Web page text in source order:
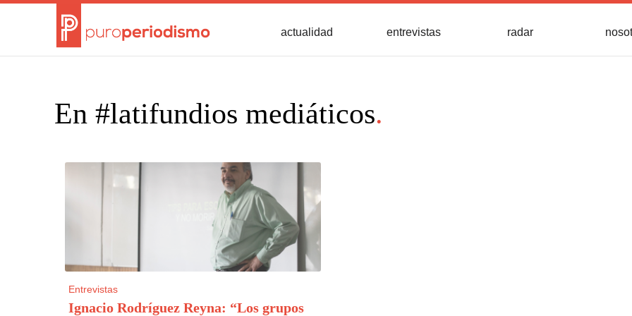
actualidad entrevistas radar
En #latifundios mediáticos.
Entrevistas
Ignacio Rodríguez Reyna: “Los grupos